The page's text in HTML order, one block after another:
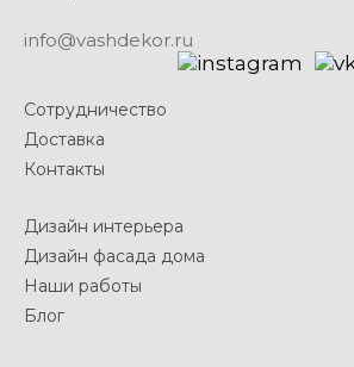
info@vashdekor.ru
Сотрудничество
Доставка
Контакты
Дизайн интерьера
Дизайн фасада дома
Наши работы
Блог